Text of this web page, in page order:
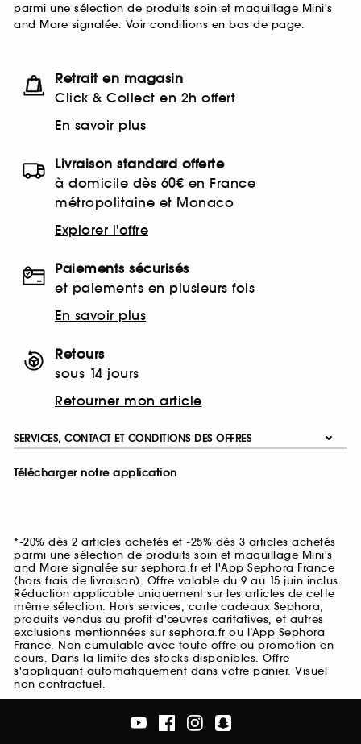
parmi une sélection de produits soin et maquillage Mini's
and More signalée. Voir conditions en bas de page.
Retrait en magasin
Click & Collect en 2h offert
En savoir plus
Livraison standard offerte
à domicile dès 60€ en France
métropolitaine et Monaco
Explorer l'offre
Paiements sécurisés
et paiements en plusieurs fois
En savoir plus
Retours
sous 14 jours
Retourner mon article
SERVICES, CONTACT ET CONDITIONS DES OFFRES
Télécharger notre application
*-20% dès 2 articles achetés et -25% dès 3 articles achetés
parmi une sélection de produits soin et maquillage Mini's
and More signalée sur sephora.fr et l'App Sephora France
(hors frais de livraison). Offre valable du 9 au 15 juin inclus.
Réduction applicable uniquement sur les articles de cette
même sélection. Hors services, carte cadeaux Sephora,
produits vendus au profit d'œuvres caritatives, et autres
exclusions mentionnées sur sephora.fr ou l’App Sephora
France. Non cumulable avec toute offre ou promotion en
cours. Dans la limite des stocks disponibles. Offre
s'appliquant automatiquement dans votre panier. Visuel
non contractuel.